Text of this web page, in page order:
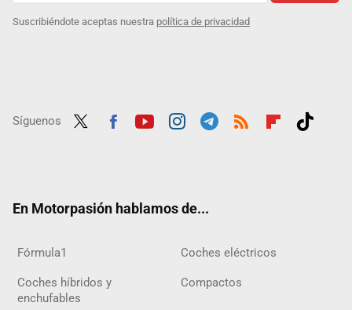
Suscribiéndote aceptas nuestra política de privacidad
Síguenos
En Motorpasión hablamos de...
Fórmula1 Coches eléctricos
Coches híbridos y
enchufables
Compactos